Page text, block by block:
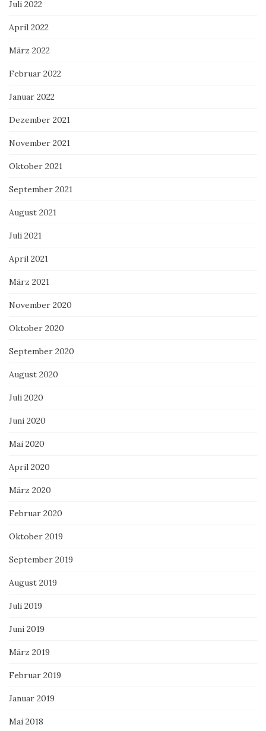
Juli 2022
April 2022
März 2022
Februar 2022
Januar 2022
Dezember 2021
November 2021
Oktober 2021
September 2021
August 2021
Juli 2021
April 2021
März 2021
November 2020
Oktober 2020
September 2020
August 2020
Juli 2020
Juni 2020
Mai 2020
April 2020
März 2020
Februar 2020
Oktober 2019
September 2019
August 2019
Juli 2019
Juni 2019
März 2019
Februar 2019
Januar 2019
Mai 2018